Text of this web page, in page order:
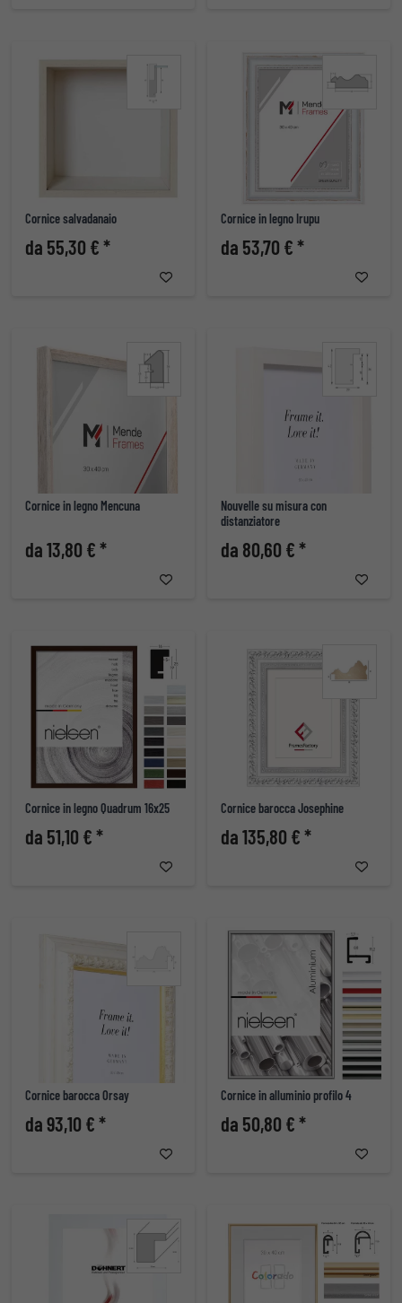
Cornice salvadanaio
da 55,30 € *
Cornice in legno Irupu
da 53,70 € *
Cornice in legno Mencuna
da 13,80 € *
Nouvelle su misura con
distanziatore
da 80,60 € *
Cornice in legno Quadrum 16x25
da 51,10 € *
Cornice barocca Josephine
da 135,80 € *
Cornice barocca Orsay
da 93,10 € *
Cornice in alluminio profilo 4
da 50,80 € *